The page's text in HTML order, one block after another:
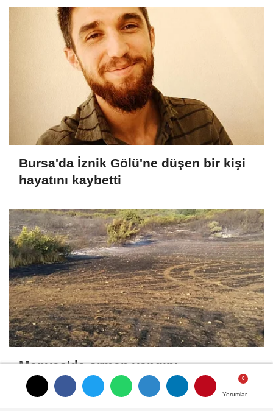
Yorumlar
Yorumlar
Yorumlar
Bursa'da İznik Gölü'ne düşen bir kişi
hayatını kaybetti
Manyas'da orman yangını